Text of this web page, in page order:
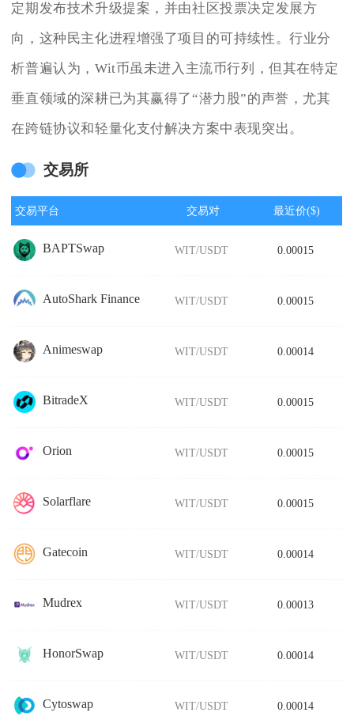
定期发布技术升级提案，并由社区投票决定发展方
向，这种民主化进程增强了项目的可持续性。行业分
析普遍认为，Wit币虽未进入主流币行列，但其在特定
垂直领域的深耕已为其赢得了“潜力股”的声誉，尤其
在跨链协议和轻量化支付解决方案中表现突出。
交易所
交易平台 交易对 最近价($)
BAPTSwap WIT/USDT 0.00015
AutoShark Finance WIT/USDT 0.00015
Animeswap WIT/USDT 0.00014
BitradeX WIT/USDT 0.00015
Orion WIT/USDT 0.00015
Solarflare WIT/USDT 0.00015
Gatecoin WIT/USDT 0.00014
Mudrex WIT/USDT 0.00013
HonorSwap WIT/USDT 0.00014
Cytoswap WIT/USDT 0.00014